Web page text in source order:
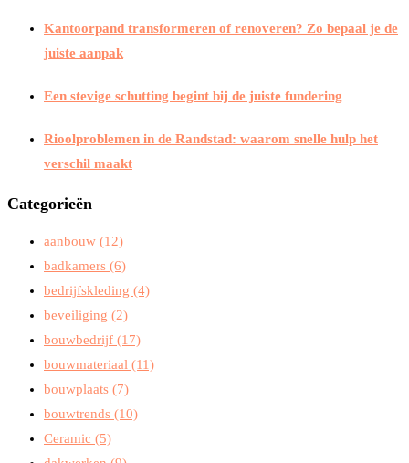
Kantoorpand transformeren of renoveren? Zo bepaal je de
juiste aanpak
Een stevige schutting begint bij de juiste fundering
Rioolproblemen in de Randstad: waarom snelle hulp het
verschil maakt
Categorieën
aanbouw (12)
badkamers (6)
bedrijfskleding (4)
beveiliging (2)
bouwbedrijf (17)
bouwmateriaal (11)
bouwplaats (7)
bouwtrends (10)
Ceramic (5)